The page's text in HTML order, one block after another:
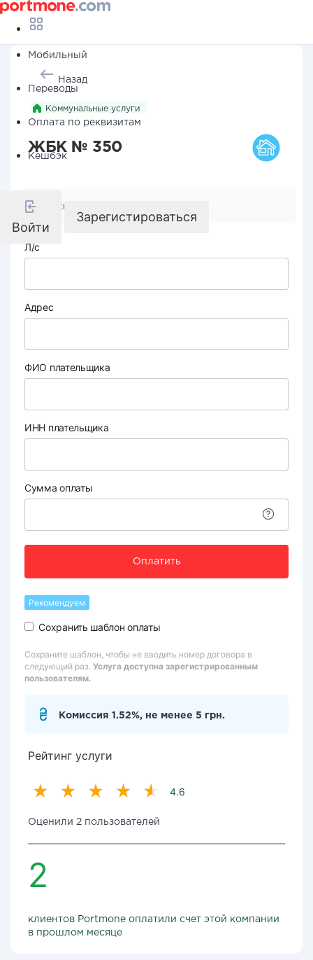
Мобильный
Переводы
Оплата по реквизитам
Кешбэк
Войти
Зарегистироваться
Назад
Коммунальные услуги
ЖБК № 350
Реквизиты компании
Л/с
Адрес
ФИО плательщика
ИНН плательщика
Сумма оплаты
Оплатить
Рекомендуем
Сохранить шаблон оплаты
Сохраните шаблон, чтобы не вводить номер договора в
следующий раз. Услуга доступна зарегистрированным
пользователям.
Комиссия 1.52%, не менее 5 грн.
Рейтинг услуги
4.6
Оценили 2 пользователей
2
клиентов Portmone оплатили счет этой компании
в прошлом месяце